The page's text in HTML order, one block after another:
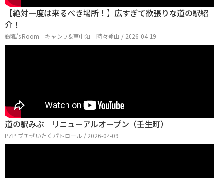
【絶対一度は来るべき場所！】広すぎて欲張りな道の駅紹
介！
銀狐's Room キャンプ&車中泊 時々登山 / 2026-04-19
道の駅みぶ リニューアルオープン（壬生町）
PZP プチぜいたくパトロール / 2026-04-09